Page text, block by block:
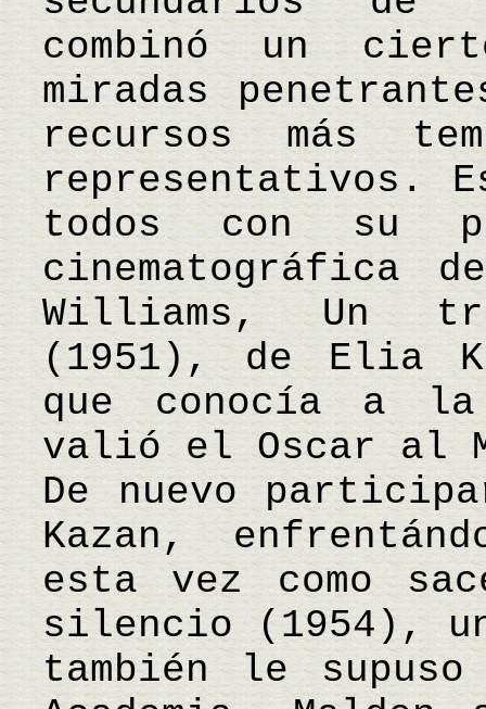
combinó un
miradas
recursos más
representativos.
todos con su
cinematográfica
Williams, Un
(1951), de Elia
que conocía a
valió el Oscar al
De nuevo
Kazan,
esta vez como
silencio (1954),
también le